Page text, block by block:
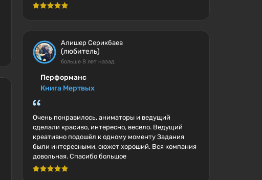
Алишер Серикбаев
(любитель)
больше 8 лет назад
Перформанс
Книга Мертвых
Очень понравилось, аниматоры и ведущий
сделали красиво, интересно, весело. Ведущий
креативно подошёл к одному моменту Задания
были интересными, сюжет хороший. Вся компания
довольная. Спасибо большое